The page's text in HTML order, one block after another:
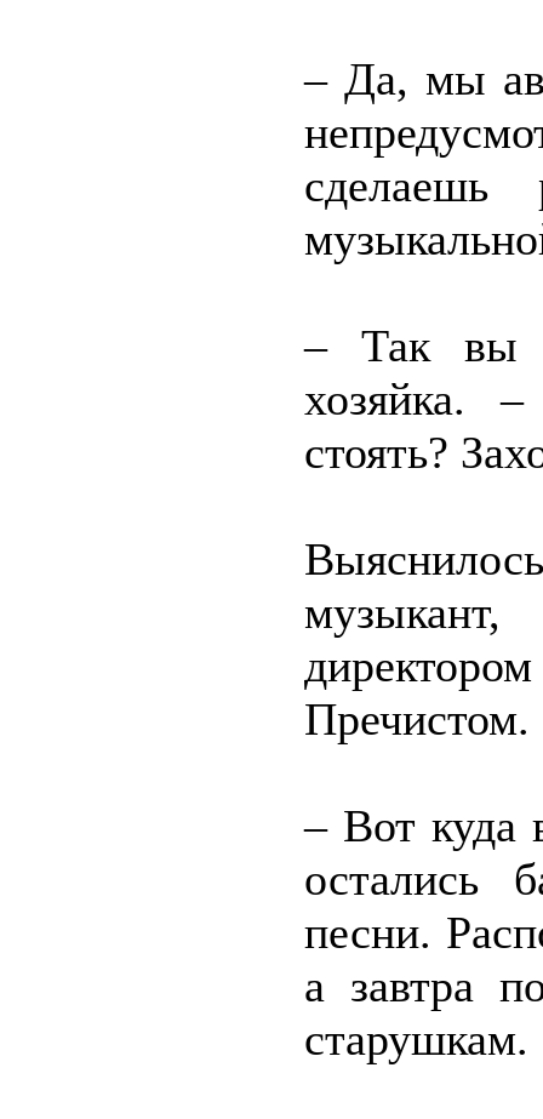
– Да, мы
– Так вы
хозяйка.
стоять?
Пречистом.
– Вот куда
остались
песни.
а завтра
старушкам.